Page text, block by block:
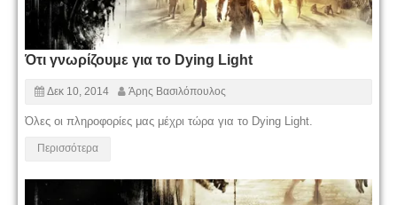
Ότι γνωρίζουμε για το Dying Light
Δεκ 10, 2014 Άρης Βασιλόπουλος
Όλες οι πληροφορίες μας μέχρι τώρα για το Dying Light.
Περισσότερα